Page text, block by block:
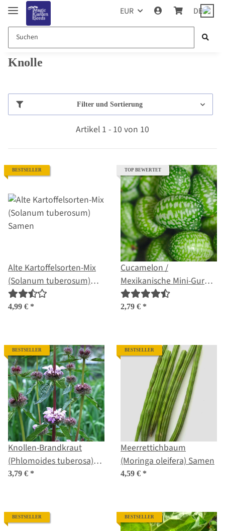
EUR DE
Knolle
Filter und Sortierung
Artikel 1 - 10 von 10
BESTSELLER
Alte Kartoffelsorten-Mix
(Solanum tuberosum)
Samen
4,99 € *
TOP BEWERTET
Cucamelon /
Mexikanische Mini-Gurke
(Melothria scabra) Samen
2,79 € *
BESTSELLER
Knollen-Brandkraut
(Phlomoides tuberosa)
Samen
3,79 € *
BESTSELLER
Meerrettichbaum
(Moringa oleifera) Samen
4,59 € *
BESTSELLER BESTSELLER